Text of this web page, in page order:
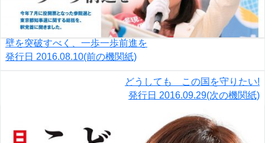
壁を突破すべく、一歩一歩前進を
発行日 2016.08.10(前の機関紙)
どうしても この国を守りたい!
発行日 2016.09.29(次の機関紙)